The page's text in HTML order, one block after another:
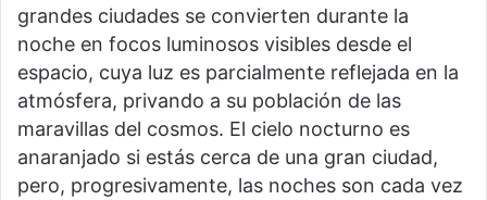
grandes ciudades se convierten durante la
noche en focos luminosos visibles desde el
espacio, cuya luz es parcialmente reflejada en la
atmósfera, privando a su población de las
maravillas del cosmos. El cielo nocturno es
anaranjado si estás cerca de una gran ciudad,
pero, progresivamente, las noches son cada vez